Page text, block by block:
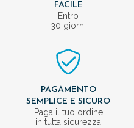
FACILE
Entro
30 giorni
PAGAMENTO
SEMPLICE E SICURO
Paga il tuo ordine
in tutta sicurezza